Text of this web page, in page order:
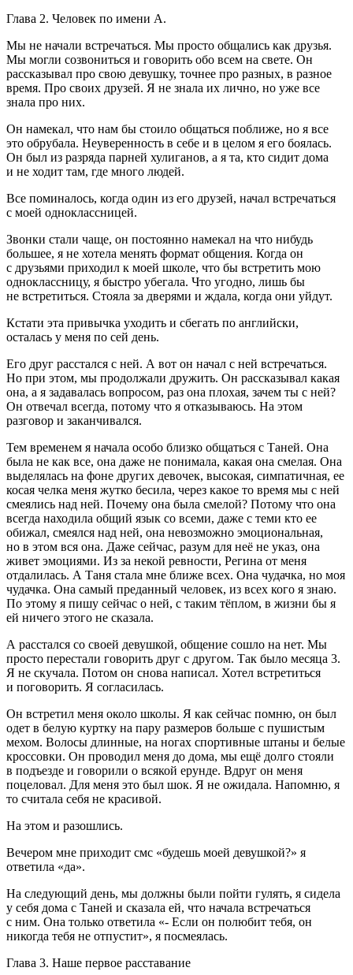
Глава 2. Человек по имени А.
Мы не начали встречаться. Мы просто общались как друзья.
Мы могли созвониться и говорить обо всем на свете. Он
рассказывал про свою девушку, точнее про разных, в разное
время. Про своих друзей. Я не знала их лично, но уже все
знала про них.
Он намекал, что нам бы стоило общаться поближе, но я все
это обрубала. Неуверенность в себе и в целом я его боялась.
Он был из разряда парней хулиганов, а я та, кто сидит дома
и не ходит там, где много людей.
Все поминалось, когда один из его друзей, начал встречаться
с моей одноклассницей.
Звонки стали чаще, он постоянно намекал на что нибудь
большее, я не хотела менять формат общения. Когда он
с друзьями приходил к моей школе, что бы встретить мою
одноклассницу, я быстро убегала. Что угодно, лишь бы
не встретиться. Стояла за дверями и ждала, когда они уйдут.
Кстати эта привычка уходить и сбегать по английски,
осталась у меня по сей день.
Его друг расстался с ней. А вот он начал с ней встречаться.
Но при этом, мы продолжали дружить. Он рассказывал какая
она, а я задавалась вопросом, раз она плохая, зачем ты с ней?
Он отвечал всегда, потому что я отказываюсь. На этом
разговор и заканчивался.
Тем временем я начала особо близко общаться с Таней. Она
была не как все, она даже не понимала, какая она смелая. Она
выделялась на фоне других девочек, высокая, симпатичная, ее
косая челка меня жутко бесила, через какое то время мы с ней
смеялись над ней. Почему она была смелой? Потому что она
всегда находила общий язык со всеми, даже с теми кто ее
обижал, смеялся над ней, она невозможно эмоциональная,
но в этом вся она. Даже сейчас, разум для неё не указ, она
живет эмоциями. Из за некой ревности, Регина от меня
отдалилась. А Таня стала мне ближе всех. Она чудачка, но моя
чудачка. Она самый преданный человек, из всех кого я знаю.
По этому я пишу сейчас о ней, с таким тёплом, в жизни бы я
ей ничего этого не сказала.
А расстался со своей девушкой, общение сошло на нет. Мы
просто перестали говорить друг с другом. Так было месяца 3.
Я не скучала. Потом он снова написал. Хотел встретиться
и поговорить. Я согласилась.
Он встретил меня около школы. Я как сейчас помню, он был
одет в белую куртку на пару размеров больше с пушистым
мехом. Волосы длинные, на ногах спортивные штаны и белые
кроссовки. Он проводил меня до дома, мы ещё долго стояли
в подъезде и говорили о всякой ерунде. Вдруг он меня
поцеловал. Для меня это был шок. Я не ожидала. Напомню, я
то считала себя не красивой.
На этом и разошлись.
Вечером мне приходит смс «будешь моей девушкой?» я
ответила «да».
На следующий день, мы должны были пойти гулять, я сидела
у себя дома с Таней и сказала ей, что начала встречаться
с ним. Она только ответила «- Если он полюбит тебя, он
никогда тебя не отпустит», я посмеялась.
Глава 3. Наше первое расставание